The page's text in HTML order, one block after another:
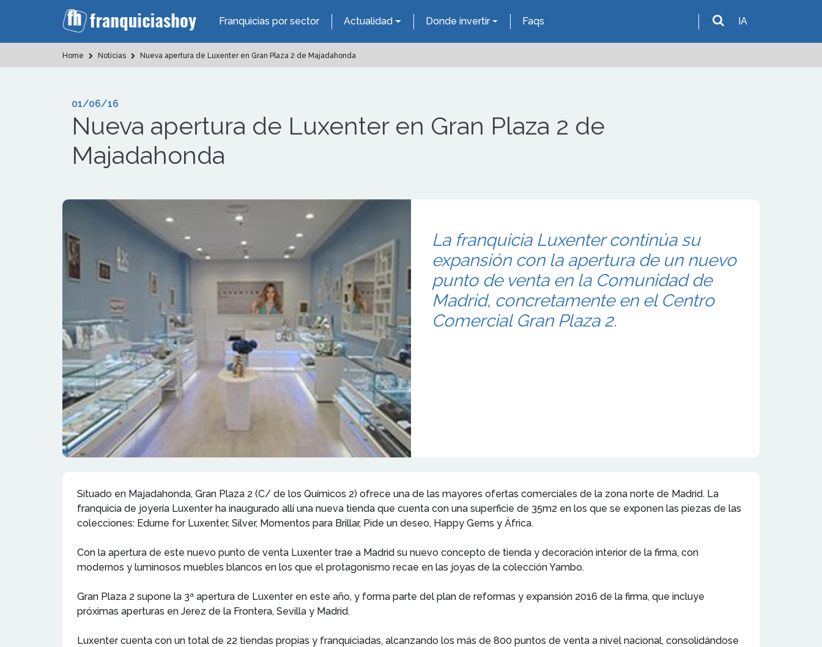
Franquicias por sector Actualidad Donde invertir Faqs IA
Home Noticias Nueva apertura de Luxenter en Gran Plaza 2 de Majadahonda
01/06/16
Nueva apertura de Luxenter en Gran Plaza 2 de
Majadahonda
La franquicia Luxenter continúa su
expansión con la apertura de un nuevo
punto de venta en la Comunidad de
Madrid, concretamente en el Centro
Comercial Gran Plaza 2.
Situado en Majadahonda, Gran Plaza 2 (C/ de los Químicos 2) ofrece una de las mayores ofertas comerciales de la zona norte de Madrid. La
franquicia de joyería Luxenter ha inaugurado allí una nueva tienda que cuenta con una superficie de 35m2 en los que se exponen las piezas de las
colecciones: Edurne for Luxenter, Silver, Momentos para Brillar, Pide un deseo, Happy Gems y África.
Con la apertura de este nuevo punto de venta Luxenter trae a Madrid su nuevo concepto de tienda y decoración interior de la firma, con
modernos y luminosos muebles blancos en los que el protagonismo recae en las joyas de la colección Yambo.
Gran Plaza 2 supone la 3ª apertura de Luxenter en este año, y forma parte del plan de reformas y expansión 2016 de la firma, que incluye
próximas aperturas en Jerez de la Frontera, Sevilla y Madrid.
Luxenter cuenta con un total de 22 tiendas propias y franquiciadas, alcanzando los más de 800 puntos de venta a nivel nacional, consolidándose